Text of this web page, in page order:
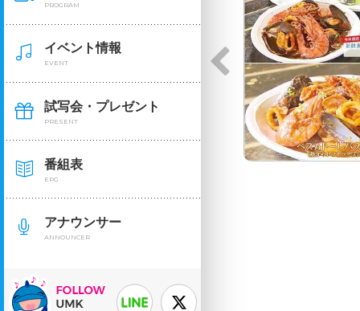
PROGRAM
イベント情報
EVENT
試写会・プレゼント
PRESENT
番組表
EPG
アナウンサー
ANNOUNCER